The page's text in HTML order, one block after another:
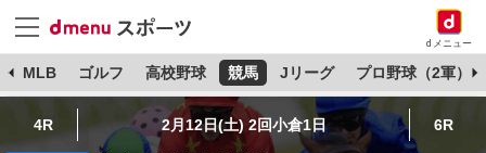
dメニュー
MLB ゴルフ 高校野球 競馬 Jリーグ プロ野球（2軍）
4R 2月12日(土) 2回小倉1日 6R